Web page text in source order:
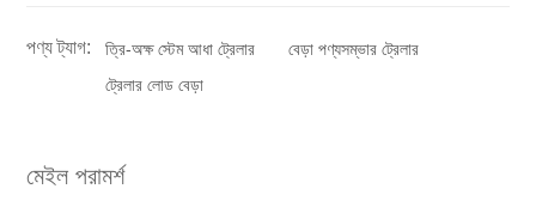
পণ্য ট্যাগ: ত্রি-অক্ষ স্টেম আধা ট্রেলার
বেড়া পণ্যসম্ভার ট্রেলার
ট্রেলার লোড বেড়া
মেইল পরামর্শ